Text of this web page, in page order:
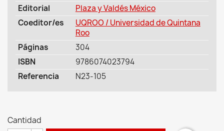
Editorial
Plaza y Valdés México
Coeditor/es
UQROO / Universidad de Quintana
Roo
Páginas
304
ISBN
9786074023794
Referencia
N23-105
Cantidad